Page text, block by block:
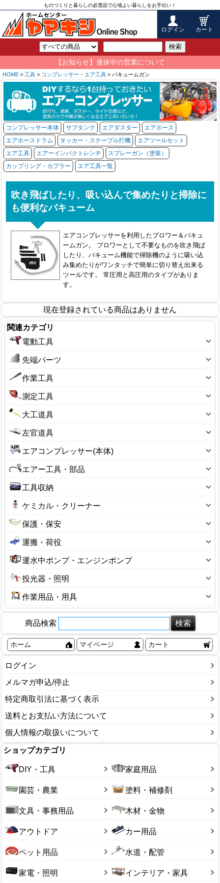
ものづくりと暮らしの必需品で心地よい暮らしをお手伝い！
ログイン カート
検索
【お知らせ】連休中の営業について
HOME > 工具 > コンプレッサー・エア工具 > バキュームガン
コンプレッサー本体 サブタンク エアダスター
エアホース
エアホースドラム
タッカー・ステープル打機
エアツールセット
エア工具
エアーインパクトレンチ
スプレーガン（塗装）
カップリング・カプラー
エア工具一覧
吹き飛ばしたり、吸い込んで集めたりと掃除に
も便利なバキューム
エアコンプレッサーを利用したブロワー＆バキュ
ームガン。 ブロワーとして不要なものを吹き飛ば
したり、バキューム機能で掃除機のように吸い込
み集めたりがワンタッチで簡単に切り替え出来る
ツールです。 常圧用と高圧用のタイプがありま
す。
現在登録されている商品はありません
関連カテゴリ
電動工具
ドリル・インパクト
切削・研磨工具
切断工具
清掃機器
熱工具
発電機
溶接機器
撹拌機
部品(電動工具)
充電器
その他
先端パーツ
ドリルパーツ
切削・研磨パーツ
切断パーツ
アダプター・部品
ミニルーター用先端パーツ
先端工具（サンフレックス）
先端工具（プロクソン）
その他
作業工具
スパナ
ドライバー
ペンチ・プライヤ・ニッパー
レンチ
穴あけ具・ドリル類
圧着工具
切削・研磨工具
切断工具
固定工具
締付工具
引き抜き工具
工具セット
その他
測定工具
曲尺・直尺・ノギス
ハカリ・マグネット
マーキング
温度計
巻尺・コンベ
光学式測定器
水平器
製図用具
測量・レーザー
その他
大工道具
鋸（ノコギリ）
斧（オノ）
金槌・バール
スクレーパー・ヘラ
ノミ・彫刻刀・カンナ
ハサミ・ナイフ・カッター
ハンマー・ポンチ
穴あけ具・ドリル類
毛引
その他
左官道具
鏝(こて)
タフ舟・バケツ
ふるい(左官)
スポンジ・ブラシ
ヒーター
その他
エアコンプレッサー(本体)
オイル式
オイルフリー
静音
エンジン式
ベルト式
ホビー用
メーカー:シンセイ
メーカー:高儀EarthMan
メーカー:SK11
メーカー:KNO(KENOH)
メーカー:ナカトミ
メーカー:アネスト岩田
メーカー:RYOBI
メーカー:山善
メーカー:アサヒペン
メーカー:MAX
エアー工具・部品
サブタンク
エアー工具
エアパーツ
エア配管
エアダスター
エアホース
カップリング・カプラー
エアホースドラム
圧力計
エアータッカー・ステープル打機
ステープル針
フィニッシュネイラ
フィニッシュネイル
ピンネイル・ピンネイラ
エアツールセット
ロール釘
エアーインパクトレンチ
スプレーガン(塗装)
工具収納
工具箱
工具袋
パーツケース
コンテナ
バスケット
収納小物
ツールワゴン・キャビネット
大型ボックス
ケミカル・クリーナー
オイル
グリース
シリコンスプレー
パーツクリーナー
その他スプレー(ケミカル)
保護・保安
ヘルメット
ゴーグル・メガネ
マスク・フィルター
ステッカー・腕章・反射ベスト
すべり止めマット
セーフティコード
フェンス
ホイッスル・メガホン
ミラー・ポール
安全ストッパー
安全帯
耳栓
カラーコーン・バリケード
保護衣料
その他
運搬・荷役
台車
平台車
滑車
荷締め機
アイフック
ウインチ・Cブロック
ウインチ・ホイスト
スリングベルト
チェーンブロック
ハンドリフト・パレット
運水中ポンプ・エンジンポンプ
水中ポンプ・エンジンポンプ
投光器・照明
投光器
センサーライト
フラッシュライト
延長コード
空リール
作業灯
替球
電工ドラム
作業用品・用具
容器
ウエス・ペーパー
カラビナ
ビッドホルダー
現場・作業用品
その他
商品検索
ホーム マイページ カート
ログイン
メルマガ申込/停止
特定商取引法に基づく表示
送料とお支払い方法について
個人情報の取扱いについて
ショップカテゴリ
DIY・工具 家庭用品
園芸・農業 塗料・補修剤
文具・事務用品 木材・金物
アウトドア カー用品
ペット用品 水道・配管
家電・照明 インテリア・家具